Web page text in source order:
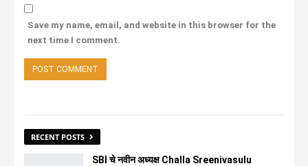
Save my name, email, and website in this browser for the
next time I comment.
RECENT POSTS
SBI चे नवीन अध्यक्ष Challa Sreenivasulu